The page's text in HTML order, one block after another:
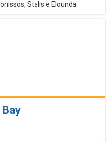
Stalis e Elounda.